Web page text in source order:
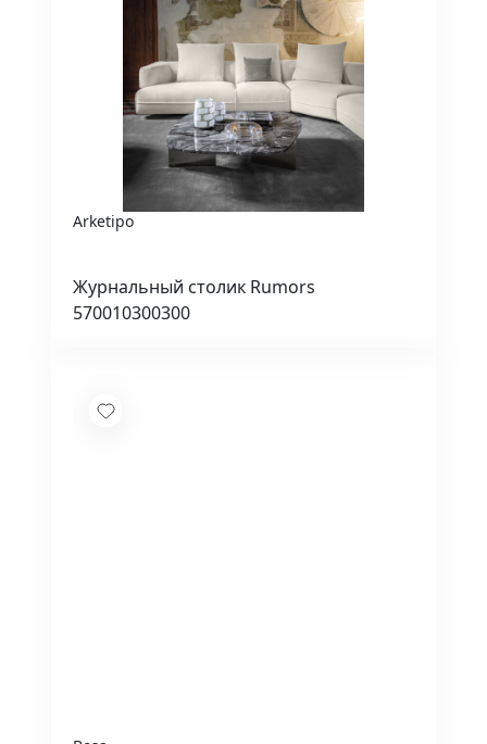
Arketipo
Журнальный столик Rumors
570010300300